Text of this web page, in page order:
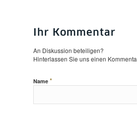
Ihr Kommentar
An Diskussion beteiligen?
Hinterlassen Sie uns einen
Name *